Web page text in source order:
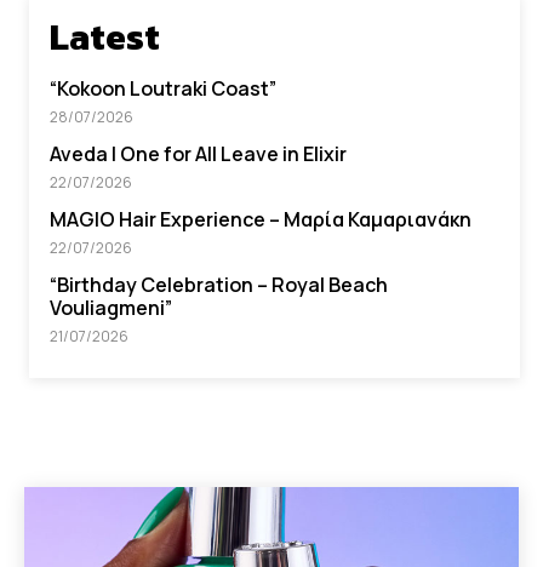
Latest
“Kokoon Loutraki Coast”
28/07/2026
Aveda I One for All Leave in Elixir
22/07/2026
MAGIO Hair Experience – Μαρία Καμαριανάκη
22/07/2026
“Βirthday Celebration – Royal Beach
Vouliagmeni”
21/07/2026